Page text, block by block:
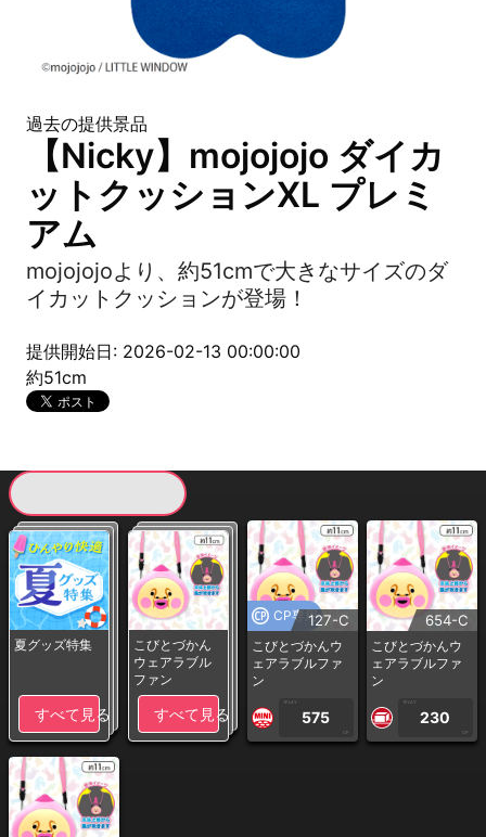
過去の提供景品
【Nicky】mojojojo ダイカ
ットクッションXL プレミ
アム
mojojojoより、約51cmで大きなサイズのダ
イカットクッションが登場！
提供開始日: 2026-02-13 00:00:00
約51cm
夏グッズ特集
すべて見る
こびとづかん
ウェアラブル
ファン
すべて見る
CP専用127-C
こびとづかんウ
ェアラブルファ
ン
1PLAY
575
CP
654-C
こびとづかんウ
ェアラブルファ
ン
1PLAY
230
CP